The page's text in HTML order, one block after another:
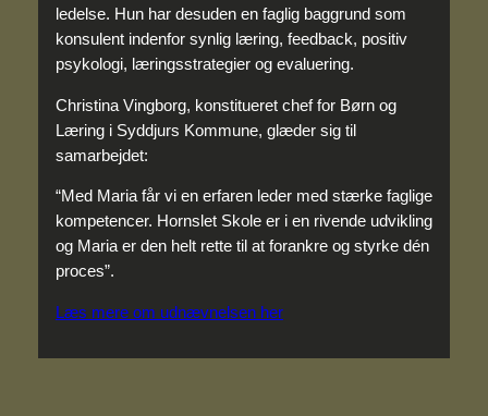
ledelse. Hun har desuden en faglig baggrund som
konsulent indenfor synlig læring, feedback, positiv
psykologi, læringsstrategier og evaluering.
Christina Vingborg, konstitueret chef for Børn og
Læring i Syddjurs Kommune, glæder sig til
samarbejdet:
“Med Maria får vi en erfaren leder med stærke faglige
kompetencer. Hornslet Skole er i en rivende udvikling
og Maria er den helt rette til at forankre og styrke dén
proces”.
Læs mere om udnævnelsen her